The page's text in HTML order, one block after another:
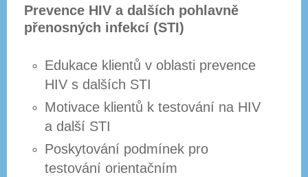
Prevence HIV a dalších pohlavně
přenosných infekcí (STI)
Edukace klientů v oblasti prevence
HIV s dalších STI
Motivace klientů k testování na HIV
a další STI
Poskytování podmínek pro
testování orientačním